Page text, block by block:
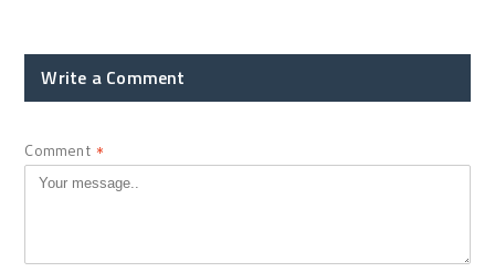
Write a Comment
Comment *